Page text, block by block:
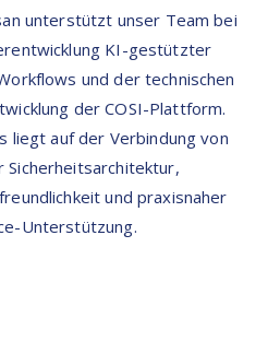
unterstützt unser Team bei
KI-gestützter
und der technischen
der COSI-Plattform.
liegt auf der Verbindung von
Sicherheitsarchitektur,
und praxisnaher
Unterstützung.